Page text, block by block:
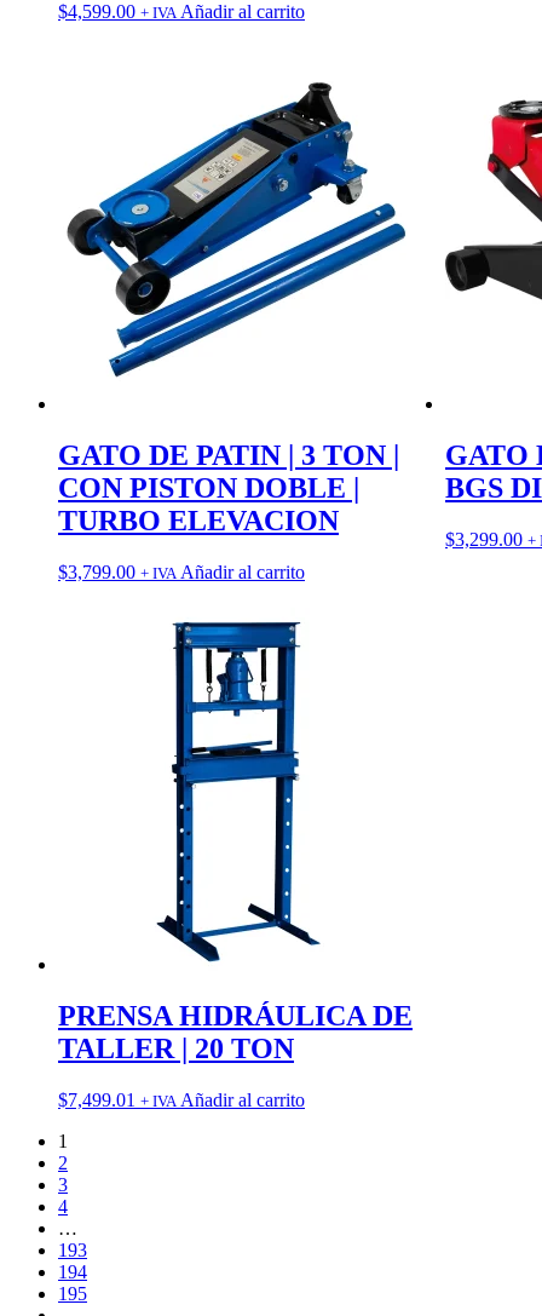
$4,599.00 + IVA Añadir al carrito
GATO DE PATIN | 3 TON |
CON PISTON DOBLE |
TURBO ELEVACION
$3,799.00 + IVA Añadir al carrito
GATO
BGS
$3,299.00 +
PRENSA HIDRÁULICA DE
TALLER | 20 TON
$7,499.01 + IVA Añadir al carrito
1
2
3
4
…
193
194
195